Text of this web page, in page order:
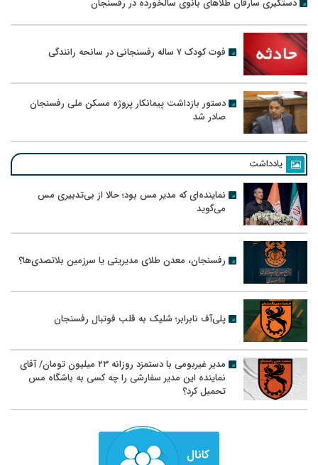
دستگیری سارقان طلاهای بانوی سالخورده در رفسنجان
فوت کودک ۷ ساله رفسنجانی در سانحه رانندگی
دستور بازداشت پیمانکار پروژه مسکن ملی رفسنجان
صادر شد
یادداشت
نماینده‌ای که مدیر مس بود؛ حالا از بی‌تدبیری مس
می‌گوید
رفسنجان، معدن طلای مدیریتی یا سرزمین بلاتصدی‌ها؟
پلی‌آف نابرابر؛ شلیک به قلب فوتبال رفسنجان
مدیر غیربومی با دستمزد روزانه ۲۳ میلیون تومان/ آقای
نماینده این مدیر سفارشی را چه کسی به باشگاه مس
تحمیل کرد؟